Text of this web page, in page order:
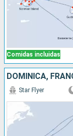
Comidas incluidas
Star Flyer